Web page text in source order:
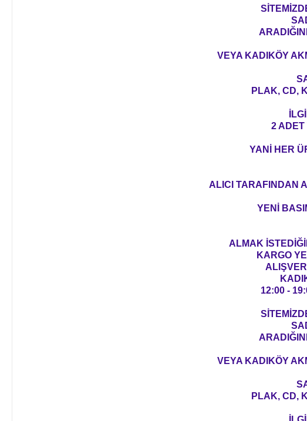
VEYA KADIKÖY
PLAK, CD,
2 ADET
YANİ HER
ALICI TARAFINDAN
YENİ
ALMAK
KARGO
12:00 -
VEYA KADIKÖY
PLAK, CD,